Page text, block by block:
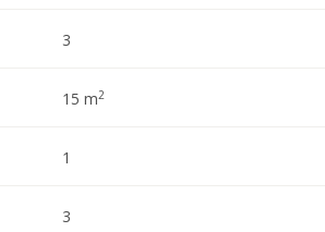
3
15 m2
1
3